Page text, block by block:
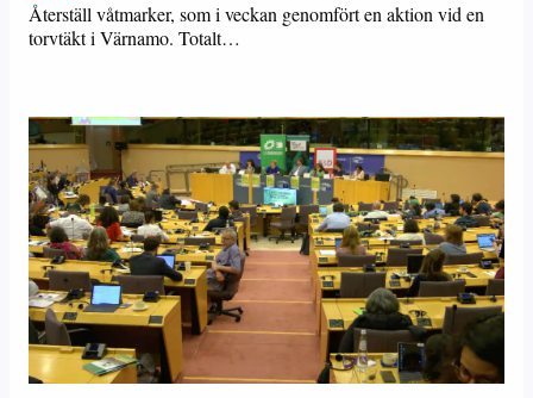
Återställ våtmarker, som i veckan genomfört en aktion vid en
torvtäkt i Värnamo. Totalt…